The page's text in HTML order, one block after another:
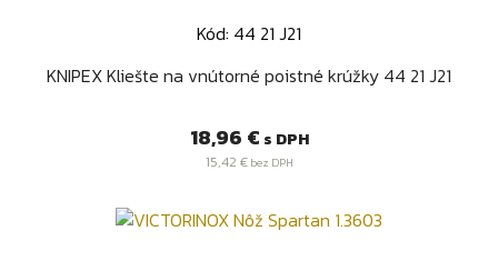
Kód: 44 21 J21
KNIPEX Kliešte na vnútorné poistné krúžky 44 21 J21
Cena
18,96 € s DPH
15,42 €bez DPH